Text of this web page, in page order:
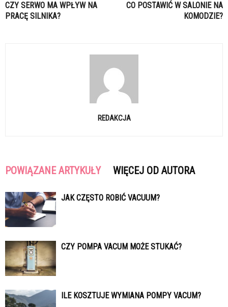
CZY SERWO MA WPŁYW NA
PRACĘ SILNIKA?
CO POSTAWIĆ W SALONIE NA
KOMODZIE?
REDAKCJA
POWIĄZANE ARTYKUŁY WIĘCEJ OD AUTORA
JAK CZĘSTO ROBIĆ VACUUM?
CZY POMPA VACUM MOŻE STUKAĆ?
ILE KOSZTUJE WYMIANA POMPY VACUM?